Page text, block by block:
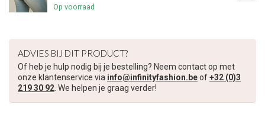
Op voorraad
ADVIES BIJ DIT PRODUCT?
Of heb je hulp nodig bij je bestelling? Neem contact op met
onze klantenservice via info@infinityfashion.beof+32 (0)3
219 30 92. We helpen je graag verder!